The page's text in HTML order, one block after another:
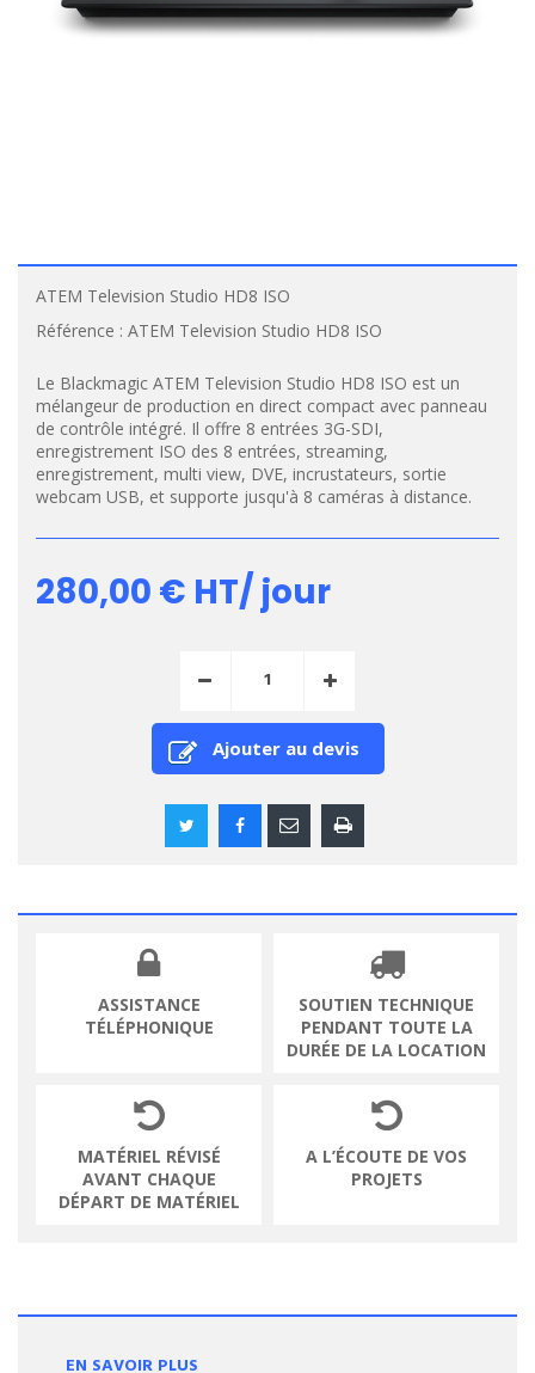
ATEM Television Studio HD8 ISO
Référence : ATEM Television Studio HD8 ISO
Le Blackmagic ATEM Television Studio HD8 ISO est un
mélangeur de production en direct compact avec panneau
de contrôle intégré. Il offre 8 entrées 3G-SDI,
enregistrement ISO des 8 entrées, streaming,
enregistrement, multi view, DVE, incrustateurs, sortie
webcam USB, et supporte jusqu'à 8 caméras à distance.
280,00 € HT/ jour
Ajouter au devis
ASSISTANCE
TÉLÉPHONIQUE
SOUTIEN TECHNIQUE
PENDANT TOUTE LA
DURÉE DE LA LOCATION
MATÉRIEL RÉVISÉ
AVANT CHAQUE
DÉPART DE MATÉRIEL
A L’ÉCOUTE DE VOS
PROJETS
EN SAVOIR PLUS